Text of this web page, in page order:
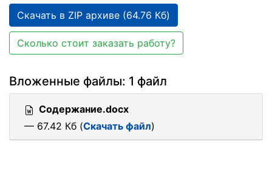
Скачать в ZIP архиве (64.76 Кб)
Сколько стоит заказать работу?
Вложенные файлы: 1 файл
Содержание.docx
— 67.42 Кб (Скачать файл)